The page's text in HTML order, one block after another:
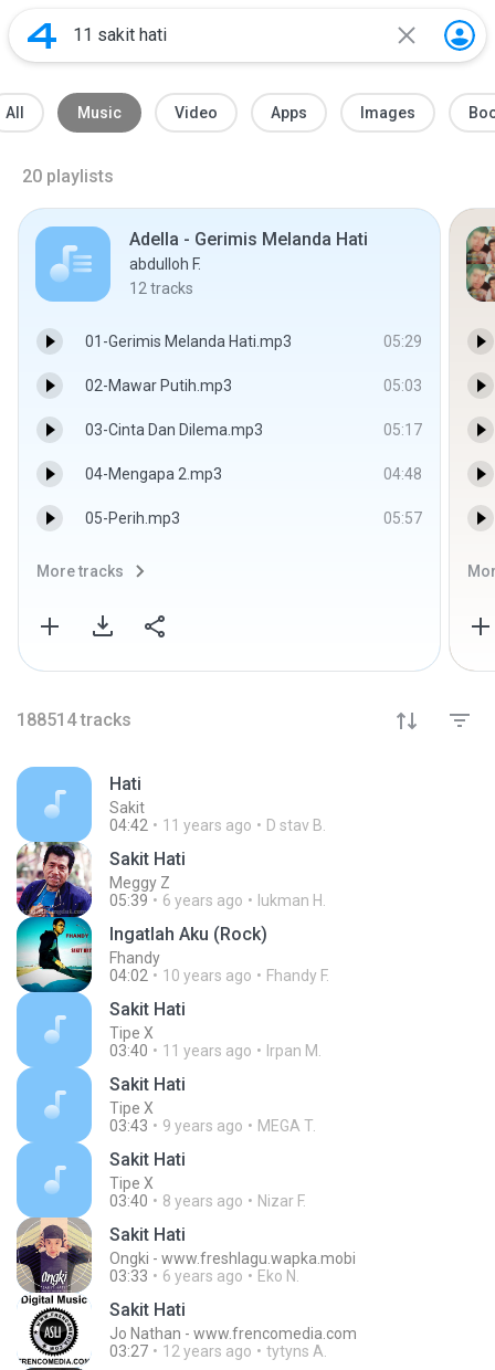
All Music Video Apps Images
20 playlists
Adella - Gerimis Melanda Hati
abdulloh F.
12 tracks
01-Gerimis Melanda Hati.mp3 05:29
02-Mawar Putih.mp3 05:03
03-Cinta Dan Dilema.mp3 05:17
04-Mengapa 2.mp3 04:48
05-Perih.mp3 05:57
More tracks
188514 tracks
Hati
Sakit
04:42
11 years ago D stav B.
Sakit Hati
Meggy Z
05:39
6 years ago lukman H.
Ingatlah Aku (Rock)
Fhandy
04:02
10 years ago Fhandy F.
Sakit Hati
Tipe X
03:40
11 years ago Irpan M.
Sakit Hati
Tipe X
03:43
9 years ago MEGA T.
Sakit Hati
Tipe X
03:40
8 years ago Nizar F.
Sakit Hati
Ongki - www.freshlagu.wapka.mobi
03:33
6 years ago Eko N.
Sakit Hati
Jo Nathan - www.frencomedia.com
03:27
12 years ago tytyns A.